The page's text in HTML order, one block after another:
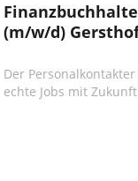
(m/w/d)
Der
echte Jobs mit